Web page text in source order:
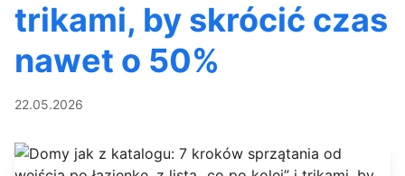
trikami, by skrócić czas
nawet o 50%
22.05.2026